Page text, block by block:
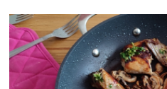
PRUNEAUX